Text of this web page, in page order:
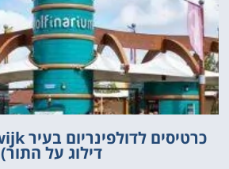
דילוג על התור)